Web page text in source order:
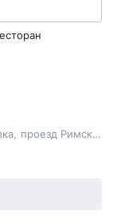
проезд Римский